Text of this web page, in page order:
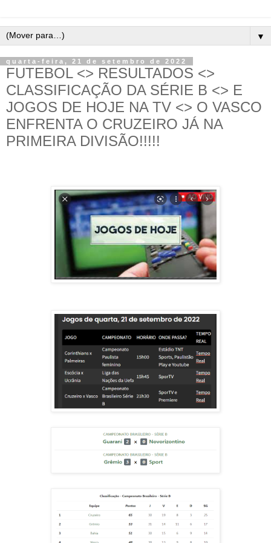
▼
quarta-feira, 21 de setembro de 2022
FUTEBOL <> RESULTADOS <>
CLASSIFICAÇÃO DA SÉRIE B <> E
JOGOS DE HOJE NA TV <> O VASCO
ENFRENTA O CRUZEIRO JÁ NA
PRIMEIRA DIVISÃO!!!!!